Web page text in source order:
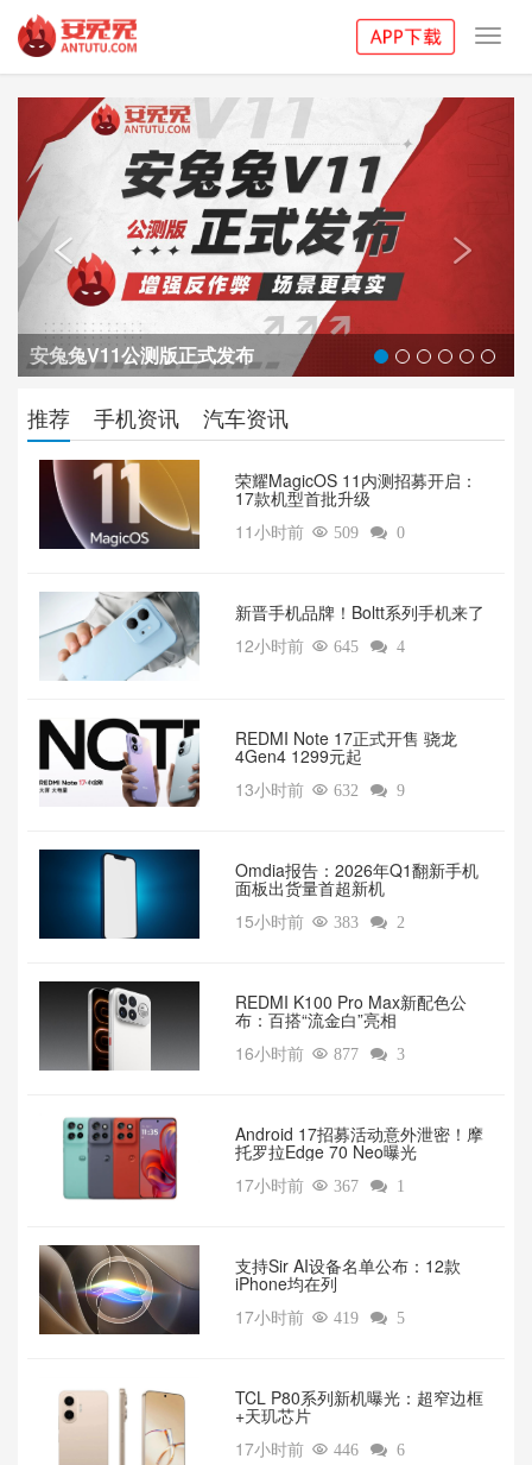
安兔兔V11公测版正式发布

Previous

推荐 手机资讯 汽车资讯
荣耀MagicOS 11内测招募开启：
17款机型首批升级
11小时前  509  0
新晋手机品牌！Boltt系列手机来了
12小时前  645  4
REDMI Note 17正式开售 骁龙
4Gen4 1299元起
13小时前  632  9
Omdia报告：2026年Q1翻新手机
面板出货量首超新机
15小时前  383  2
REDMI K100 Pro Max新配色公
布：百搭“流金白”亮相
16小时前  877  3
Android 17招募活动意外泄密！摩
托罗拉Edge 70 Neo曝光
17小时前  367  1
支持Sir AI设备名单公布：12款
iPhone均在列
17小时前  419  5
TCL P80系列新机曝光：超窄边框
+天玑芯片
17小时前  446  6